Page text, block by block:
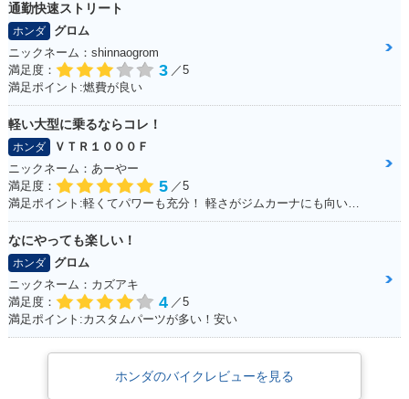
通勤快速ストリート
ホンダ
グロム
ニックネーム：shinnaogrom
満足度：
3 ／5
満足ポイント:燃費が良い
軽い大型に乗るならコレ！
ホンダ
ＶＴＲ１０００Ｆ
ニックネーム：あーやー
満足度：
5 ／5
満足ポイント:軽くてパワーも充分！ 軽さがジムカーナにも向いていて走りやすい！ ちなみにヘルメットも気に入っています！
なにやっても楽しい！
ホンダ
グロム
ニックネーム：カズアキ
満足度：
4 ／5
満足ポイント:カスタムパーツが多い！安い
ホンダのバイクレビューを見る